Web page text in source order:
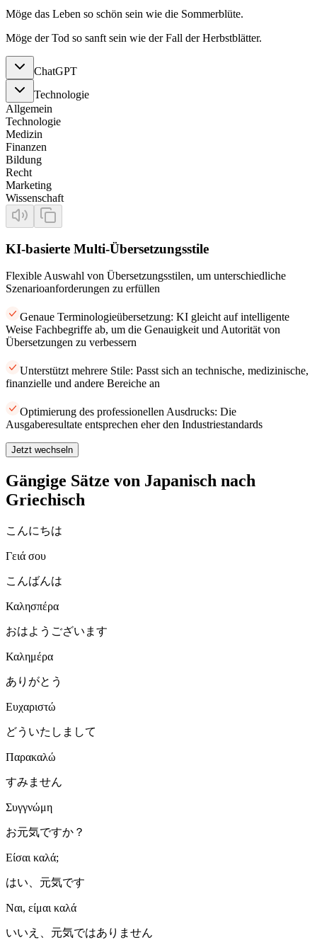
Möge das Leben so schön sein wie die Sommerblüte.
Möge der Tod so sanft sein wie der Fall der Herbstblätter.
ChatGPT
Technologie
Allgemein
Technologie
Medizin
Finanzen
Bildung
Recht
Marketing
Wissenschaft
KI-basierte Multi-Übersetzungsstile
Flexible Auswahl von Übersetzungsstilen, um unterschiedliche
Szenarioanforderungen zu erfüllen
Genaue Terminologieübersetzung: KI gleicht auf intelligente
Weise Fachbegriffe ab, um die Genauigkeit und Autorität von
Übersetzungen zu verbessern
Unterstützt mehrere Stile: Passt sich an technische, medizinische,
finanzielle und andere Bereiche an
Optimierung des professionellen Ausdrucks: Die
Ausgaberesultate entsprechen eher den Industriestandards
Jetzt wechseln
Gängige Sätze von Japanisch nach
Griechisch
こんにちは
Γειά σου
こんばんは
Καλησπέρα
おはようございます
Καλημέρα
ありがとう
Ευχαριστώ
どういたしまして
Παρακαλώ
すみません
Συγγνώμη
お元気ですか？
Είσαι καλά;
はい、元気です
Ναι, είμαι καλά
いいえ、元気ではありません